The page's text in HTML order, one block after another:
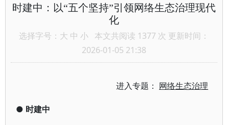
时建中：以“五个坚持”引领网络生态治理现代
化
选择字号： 大 中 小 本文共阅读 1377 次 更新时间：
2026-01-05 21:38
进入专题： 网络生态治理
● 时建中